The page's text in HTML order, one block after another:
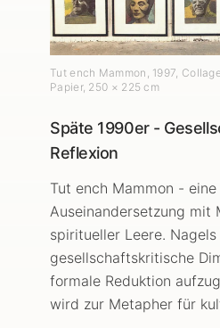
Tut ench Mammon , 1997,
Papier, 250 × 225 cm
Späte 1990er -
Reflexion
Tut ench Mammon -
Auseinandersetzung mit
spiritueller Leere.
gesellschaftskritische
formale Reduktion
wird zur Metapher für